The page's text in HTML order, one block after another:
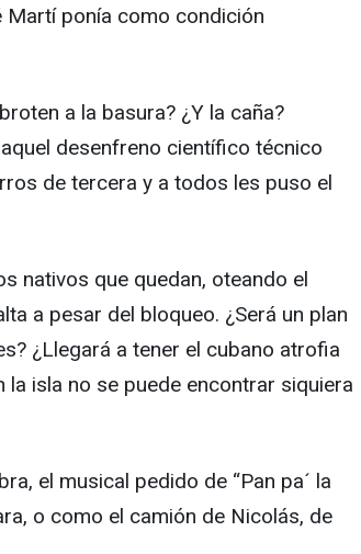
Martí ponía como condición
a la basura? ¿Y la caña?
desenfreno científico técnico
de tercera y a todos les puso el
nativos que quedan, oteando el
a pesar del bloqueo. ¿Será un plan
¿Llegará a tener el cubano atrofia
isla no se puede encontrar siquiera
el musical pedido de “Pan pa´ la
o como el camión de Nicolás, de